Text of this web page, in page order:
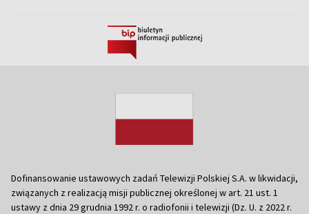
Dofinansowanie ustawowych zadań Telewizji Polskiej S.A. w likwidacji,
związanych z realizacją misji publicznej określonej w art. 21 ust. 1
ustawy z dnia 29 grudnia 1992 r. o radiofonii i telewizji (Dz. U. z 2022 r.